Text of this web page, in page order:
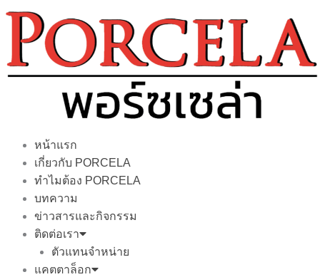
content
หน้าแรก
เกี่ยวกับ PORCELA
ทำไมต้อง PORCELA
บทความ
ข่าวสารและกิจกรรม
ติดต่อเรา
ตัวแทนจำหน่าย
แคตตาล็อก